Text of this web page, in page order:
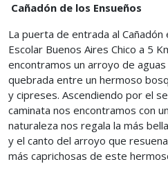
Cañadón de los Ensueños
La puerta de entrada al Cañadón
Escolar Buenos Aires Chico a 5
encontramos un arroyo de
quebrada entre un hermoso
y cipreses. Ascendiendo por el
caminata nos encontramos con
naturaleza nos regala la más
y el canto del arroyo que
más caprichosas de este